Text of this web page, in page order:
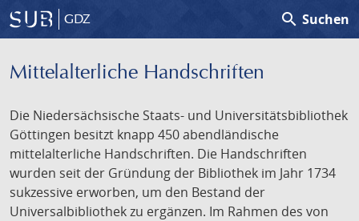
GDZ search Suchen
Mittelalterliche Handschriften
Die Niedersächsische Staats- und Universitätsbibliothek
Göttingen besitzt knapp 450 abendländische
mittelalterliche Handschriften. Die Handschriften
wurden seit der Gründung der Bibliothek im Jahr 1734
sukzessive erworben, um den Bestand der
Universalbibliothek zu ergänzen. Im Rahmen des von